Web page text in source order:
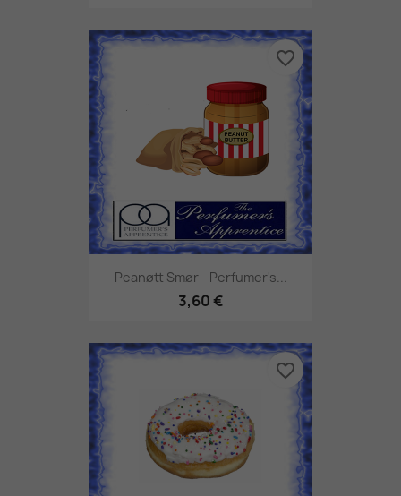
Peanøtt Smør - Perfumer's...
3,60 €
favorite_border
favorite_border